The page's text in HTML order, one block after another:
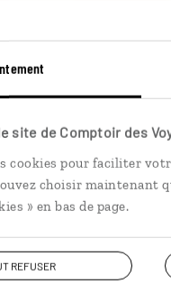
site de Comptoir des
cookies pour faciliter
choisir maintenant
» en bas de page.
REFUSER
Circuit famille